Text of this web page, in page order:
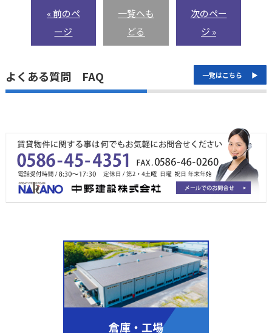
« 前のペ
ージ
一覧へも
どる
次のペー
ジ »
よくある質問 FAQ 一覧はこちら
倉庫・工場